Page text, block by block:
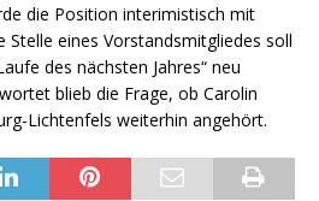
die Position interimistisch mit
Stelle eines Vorstandsmitgliedes soll
des nächsten Jahres“ neu
blieb die Frage, ob Carolin
Lichtenfels weiterhin angehört.